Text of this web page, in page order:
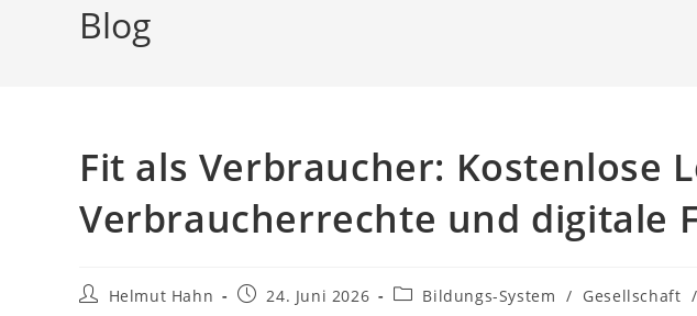
Blog
Fit als Verbraucher: Kostenlose
Verbraucherrechte und digitale
Beitrags-
Helmut Hahn
Beitrag24. Juni 2026
Beitrags-
Bildungs-System / Gesellschaft /